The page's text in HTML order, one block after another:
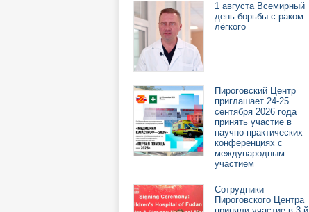
1 августа Всемирный
день борьбы с раком
лёгкого
Пироговский Центр
приглашает 24-25
сентября 2026 года
принять участие в
научно-практических
конференциях с
международным
участием
Сотрудники
Пироговского Центра